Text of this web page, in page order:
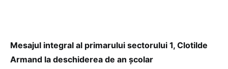
Mesajul integral al primarului sectorului 1, Clotilde
Armand la deschiderea de an școlar